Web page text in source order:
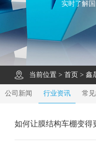
实时了解
当前位置 > 首页 > 鑫
公司新闻 行业资讯 常
如何让膜结构车棚变得